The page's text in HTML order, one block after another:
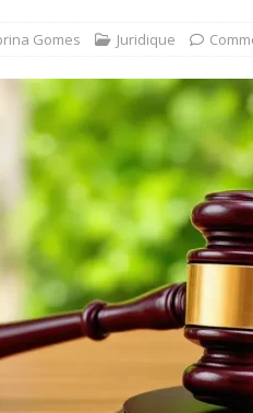
Gomes Juridique